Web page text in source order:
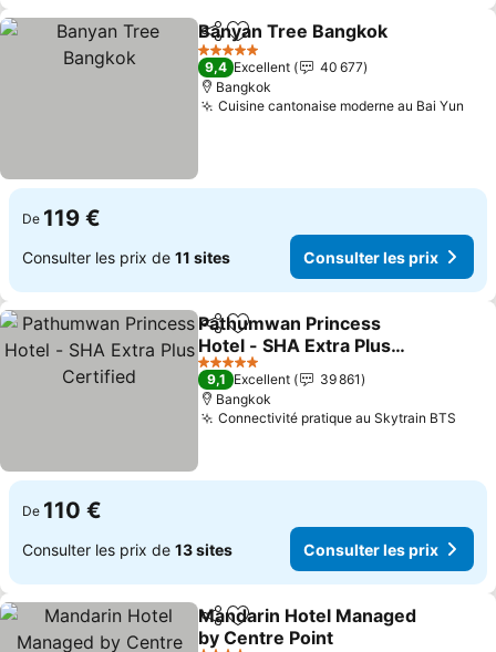
PartagerAjouter à mes favoris
Banyan Tree Bangkok
5 Étoiles
9,4 Excellent
40 677
Bangkok
Cuisine cantonaise moderne au Bai Yun
De 119 €
Consulter les prix de 11 sites Consulter les prix
PartagerAjouter à mes favoris
Pathumwan Princess
Hotel - SHA Extra Plus
Certified
5 Étoiles
9,1 Excellent
39 861
Bangkok
Connectivité pratique au Skytrain BTS
De 110 €
Consulter les prix de 13 sites Consulter les prix
PartagerAjouter à mes favoris
Mandarin Hotel Managed
by Centre Point